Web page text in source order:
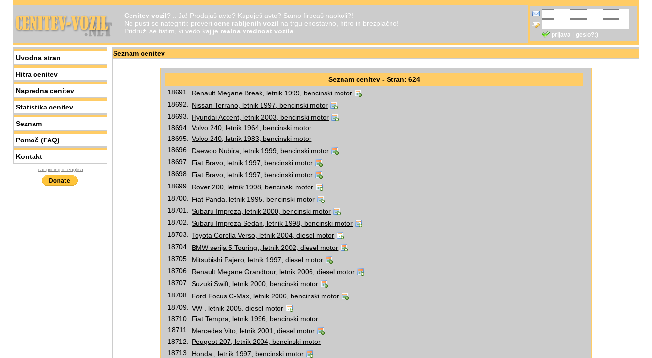
Cenitev vozil? .. Ja! Prodajaš avto? Kupuješ avto? Samo firbcaš naokoli?!
Ne pusti se nategniti: preveri cene rabljenih vozil na trgu enostavno, hitro in brezplačno!
Pridruži se tistim, ki vedo kaj je realna vrednost vozila ... prijava geslo?:)
Uvodna stran
Hitra cenitev
Napredna cenitev
Statistika cenitev
Seznam
Pomoč (FAQ)
Kontakt
car pricing in english
Seznam cenitev
Seznam cenitev - Stran: 624
18691.
Renault Megane Break, letnik 1999, bencinski motor
18692.
Nissan Terrano, letnik 1997, bencinski motor
18693.
Hyundai Accent, letnik 2003, bencinski motor
18694.
Volvo 240, letnik 1964, bencinski motor
18695.
Volvo 240, letnik 1983, bencinski motor
18696.
Daewoo Nubira, letnik 1999, bencinski motor
18697.
Fiat Bravo, letnik 1997, bencinski motor
18698.
Fiat Bravo, letnik 1997, bencinski motor
18699.
Rover 200, letnik 1998, bencinski motor
18700.
Fiat Panda, letnik 1995, bencinski motor
18701.
Subaru Impreza, letnik 2000, bencinski motor
18702.
Subaru Impreza Sedan, letnik 1998, bencinski motor
18703.
Toyota Corolla Verso, letnik 2004, diesel motor
18704.
BMW serija 5 Touring:, letnik 2002, diesel motor
18705.
Mitsubishi Pajero, letnik 1997, diesel motor
18706.
Renault Megane Grandtour, letnik 2006, diesel motor
18707.
Suzuki Swift, letnik 2000, bencinski motor
18708.
Ford Focus C-Max, letnik 2006, bencinski motor
18709.
VW , letnik 2005, diesel motor
18710.
Fiat Tempra, letnik 1996, bencinski motor
18711.
Mercedes Vito, letnik 2001, diesel motor
18712.
Peugeot 207, letnik 2004, bencinski motor
18713.
Honda , letnik 1997, bencinski motor